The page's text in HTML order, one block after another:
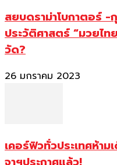
สยบดราม่าโบกาตอร์
ประวัติศาสตร์ “มวยไ
วัด?
26 มกราคม 2023
เคอร์ฟิวทั่วประเทศห้า